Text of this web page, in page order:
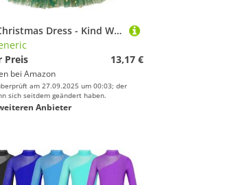
Girls Christmas Dress - Kind Weihnachten Mädchen Kleider Party Dance Kostüm Kinder Weihnachten Kleid
Preis
13,17 €
bei Amazon
am 27.09.2025 um 00:03; der
sich seitdem geändert haben.
Anbieter